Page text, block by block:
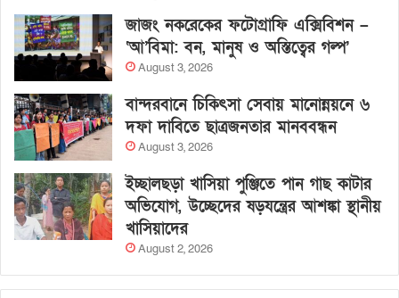
জাজং নকরেকের ফটোগ্রাফি এক্সিবিশন –
‘আ’বিমা: বন, মানুষ ও অস্তিত্বের গল্প’
August 3, 2026
বান্দরবানে চিকিৎসা সেবায় মানোন্নয়নে ৬
দফা দাবিতে ছাত্রজনতার মানববন্ধন
August 3, 2026
ইচ্ছালছড়া খাসিয়া পুঞ্জিতে পান গাছ কাটার
অভিযোগ, উচ্ছেদের ষড়যন্ত্রের আশঙ্কা স্থানীয়
খাসিয়াদের
August 2, 2026